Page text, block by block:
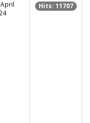
Hits: 11707